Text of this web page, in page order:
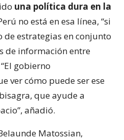
una política dura en la
no está en esa línea, “si
estrategias en conjunto
de información entre
gobierno
ver cómo puede ser ese
que ayude a
añadió.
Matossian,